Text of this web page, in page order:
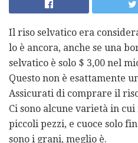
Il riso selvatico era
lo è ancora, anche se una
selvatico è solo $ 3,00 nel
Questo non è esattamente
Assicurati di comprare il
Ci sono alcune varietà in
piccoli pezzi, e cuoce solo
sono i grani, meglio è.